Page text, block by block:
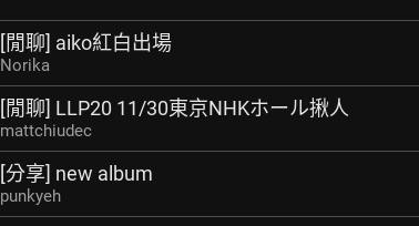
[閒聊] aiko紅白出場
Norika
[閒聊] LLP20 11/30東京NHKホール揪人
mattchiudec
[分享] new album
punkyeh